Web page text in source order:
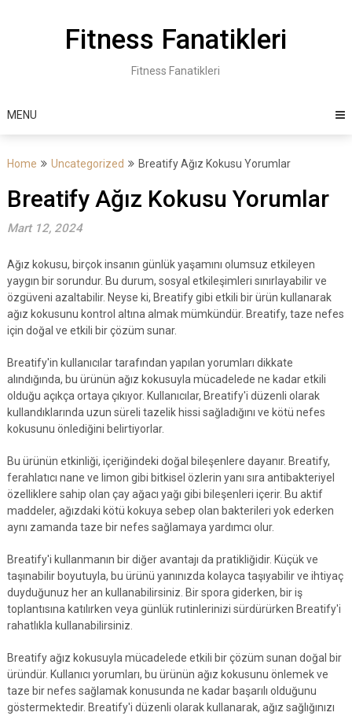
Fitness Fanatikleri
Fitness Fanatikleri
MENU
Home Uncategorized Breatify Ağız Kokusu Yorumlar
Breatify Ağız Kokusu Yorumlar
Mart 12, 2024
Ağız kokusu, birçok insanın günlük yaşamını olumsuz etkileyen
yaygın bir sorundur. Bu durum, sosyal etkileşimleri sınırlayabilir ve
özgüveni azaltabilir. Neyse ki, Breatify gibi etkili bir ürün kullanarak
ağız kokusunu kontrol altına almak mümkündür. Breatify, taze nefes
için doğal ve etkili bir çözüm sunar.
Breatify'in kullanıcılar tarafından yapılan yorumları dikkate
alındığında, bu ürünün ağız kokusuyla mücadelede ne kadar etkili
olduğu açıkça ortaya çıkıyor. Kullanıcılar, Breatify'i düzenli olarak
kullandıklarında uzun süreli tazelik hissi sağladığını ve kötü nefes
kokusunu önlediğini belirtiyorlar.
Bu ürünün etkinliği, içeriğindeki doğal bileşenlere dayanır. Breatify,
ferahlatıcı nane ve limon gibi bitkisel özlerin yanı sıra antibakteriyel
özelliklere sahip olan çay ağacı yağı gibi bileşenleri içerir. Bu aktif
maddeler, ağızdaki kötü kokuya sebep olan bakterileri yok ederken
aynı zamanda taze bir nefes sağlamaya yardımcı olur.
Breatify'i kullanmanın bir diğer avantajı da pratikliğidir. Küçük ve
taşınabilir boyutuyla, bu ürünü yanınızda kolayca taşıyabilir ve ihtiyaç
duyduğunuz her an kullanabilirsiniz. Bir spora giderken, bir iş
toplantısına katılırken veya günlük rutinlerinizi sürdürürken Breatify'i
rahatlıkla kullanabilirsiniz.
Breatify ağız kokusuyla mücadelede etkili bir çözüm sunan doğal bir
üründür. Kullanıcı yorumları, bu ürünün ağız kokusunu önlemek ve
taze bir nefes sağlamak konusunda ne kadar başarılı olduğunu
göstermektedir. Breatify'i düzenli olarak kullanarak, ağız sağlığınızı